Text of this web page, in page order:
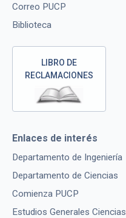
Correo PUCP
Biblioteca
LIBRO DE
RECLAMACIONES
Enlaces de interés
Departamento de Ingeniería
Departamento de Ciencias
Comienza PUCP
Estudios Generales Ciencias